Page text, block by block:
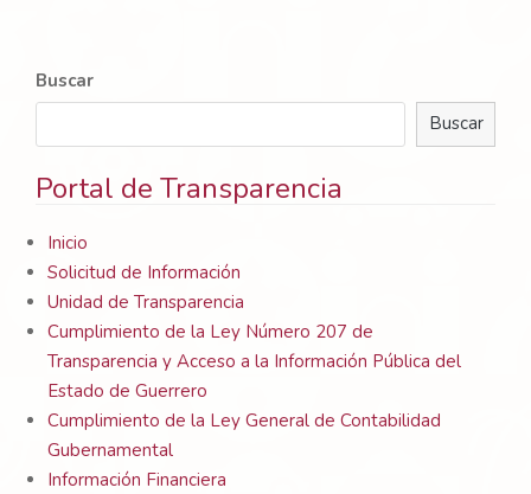
Buscar
Buscar
Portal de Transparencia
Inicio
Solicitud de Información
Unidad de Transparencia
Cumplimiento de la Ley Número 207 de
Transparencia y Acceso a la Información Pública del
Estado de Guerrero
Cumplimiento de la Ley General de Contabilidad
Gubernamental
Información Financiera